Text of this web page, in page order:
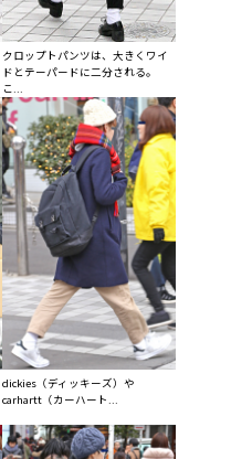
クロップトパンツは、大きくワイ
ドとテーパードに二分される。
こ...
dickies（ディッキーズ）や
carhartt（カーハート...